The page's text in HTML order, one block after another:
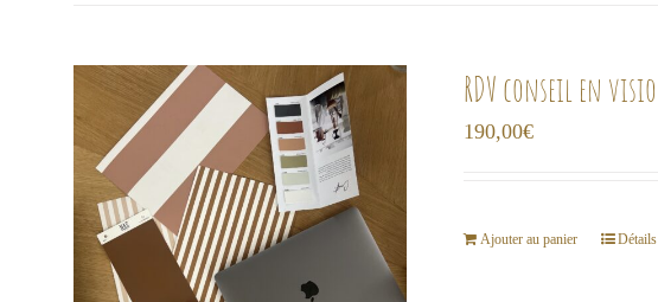
RDV conseil en visio
190,00€
Ajouter au panier Détails